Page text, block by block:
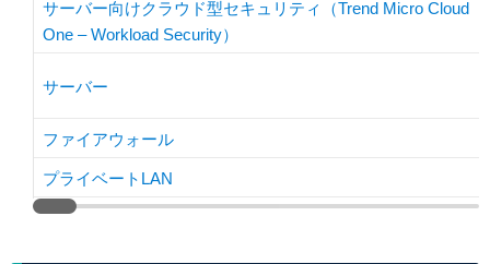
サーバー向けクラウド型セキュリティ（Trend Micro Cloud
One – Workload Security）
サーバー
ファイアウォール
プライベートLAN